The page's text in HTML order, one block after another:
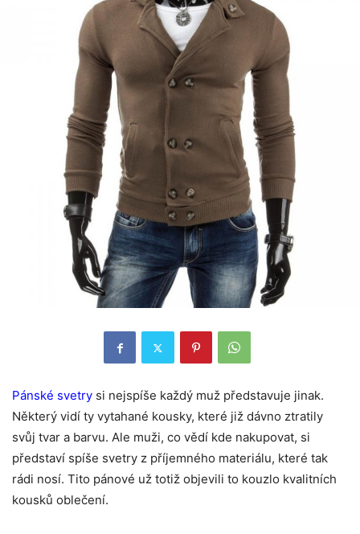
Pánské svetry si nejspíše každý muž představuje jinak.
Některý vidí ty vytahané kousky, které již dávno ztratily
svůj tvar a barvu. Ale muži, co vědí kde nakupovat, si
představí spíše svetry z příjemného materiálu, které tak
rádi nosí. Tito pánové už totiž objevili to kouzlo kvalitních
kousků oblečení.